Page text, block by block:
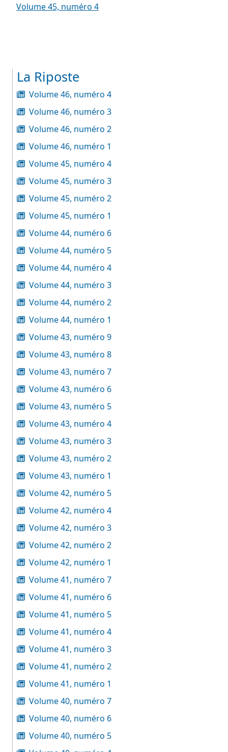
Volume 45, numéro 4
La Riposte
Volume 46, numéro 4
Volume 46, numéro 3
Volume 46, numéro 2
Volume 46, numéro 1
Volume 45, numéro 4
Volume 45, numéro 3
Volume 45, numéro 2
Volume 45, numéro 1
Volume 44, numéro 6
Volume 44, numéro 5
Volume 44, numéro 4
Volume 44, numéro 3
Volume 44, numéro 2
Volume 44, numéro 1
Volume 43, numéro 9
Volume 43, numéro 8
Volume 43, numéro 7
Volume 43, numéro 6
Volume 43, numéro 5
Volume 43, numéro 4
Volume 43, numéro 3
Volume 43, numéro 2
Volume 43, numéro 1
Volume 42, numéro 5
Volume 42, numéro 4
Volume 42, numéro 3
Volume 42, numéro 2
Volume 42, numéro 1
Volume 41, numéro 7
Volume 41, numéro 6
Volume 41, numéro 5
Volume 41, numéro 4
Volume 41, numéro 3
Volume 41, numéro 2
Volume 41, numéro 1
Volume 40, numéro 7
Volume 40, numéro 6
Volume 40, numéro 5